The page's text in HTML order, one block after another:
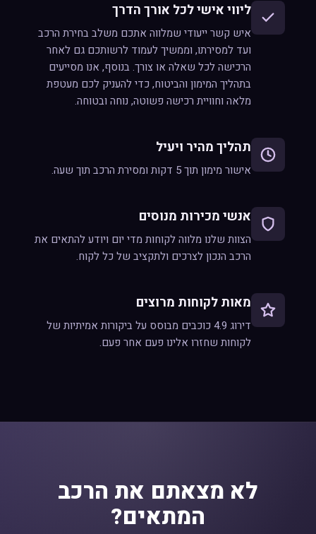
ליווי אישי לכל אורך הדרך
איש קשר ייעודי שמלווה אתכם משלב בחירת הרכב
ועד למסירתו, וממשיך לעמוד לרשותכם גם לאחר
הרכישה לכל שאלה או צורך. בנוסף, אנו מסייעים
בתהליך המימון והביטוח, כדי להעניק לכם מעטפת
מלאה וחוויית רכישה פשוטה, נוחה ובטוחה.
תהליך מהיר ויעיל
אישור מימון תוך 5 דקות ומסירת הרכב תוך שעה.
אנשי מכירות מנוסים
הצוות שלנו מלווה לקוחות מדי יום ויודע להתאים את
הרכב הנכון לצרכים ולתקציב של כל לקוח.
מאות לקוחות מרוצים
דירוג 4.9 כוכבים מבוסס על ביקורות אמיתיות של
לקוחות שחזרו אלינו פעם אחר פעם.
לא מצאתם את הרכב
המתאים?